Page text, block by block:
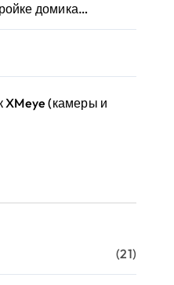
домика…
(камеры и
(21)